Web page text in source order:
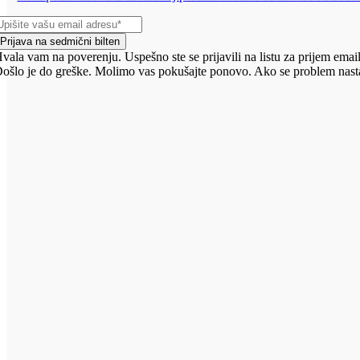
Prijava na sedmični bilten
vam na poverenju. Uspešno ste se prijavili na listu za prijem
je do greške. Molimo vas pokušajte ponovo. Ako se problem